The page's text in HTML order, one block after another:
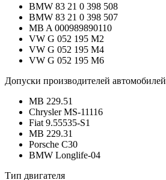
BMW 83 21 0 398 508
BMW 83 21 0 398 507
MB A 000989890110
VW G 052 195 M2
VW G 052 195 M4
VW G 052 195 M6
Допуски производителей автомобилей
MB 229.51
Chrysler MS-11116
Fiat 9.55535-S1
MB 229.31
Porsche C30
BMW Longlife-04
Тип двигателя